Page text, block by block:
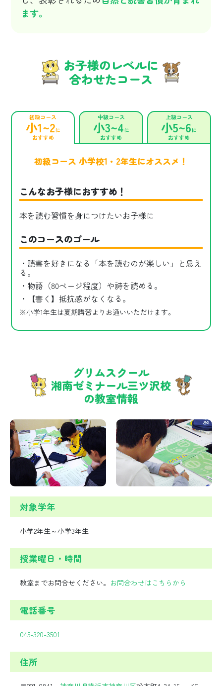
ます。
お子様のレベルに
合わせたコース
初級コース
小1~2に
おすすめ
中級コース
小3~4に
おすすめ
上級コース
小5~6に
おすすめ
初級コース 小学校1・2年生にオススメ！
こんなお子様におすすめ！
本を読む習慣を身につけたいお子様に
このコースのゴール
・読書を好きになる「本を読むのが楽しい」と思え
る。
・物語（80ページ程度）や詩を読める。
・【書く】抵抗感がなくなる。
※小学1年生は夏期講習よりお通いいただけます。
グリムスクール
湘南ゼミナール三ツ沢校
の教室情報
対象学年
小学2年生～小学3年生
授業曜日・時間
教室までお問合せください。 お問合わせはこちらから
電話番号
045-320-3501
住所